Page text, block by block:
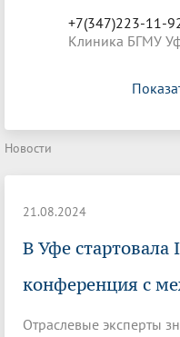
+7(347)223-11-
Клиника БГМУ
Новости
21.08.2024
В Уфе стартовала
конференция с
Отраслевые эксперты